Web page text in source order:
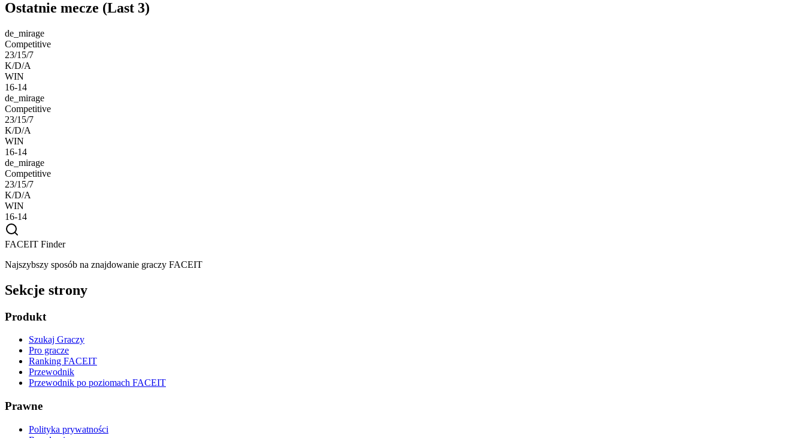
Ostatnie mecze (Last 3)
de_mirage
Competitive
23/15/7
K/D/A
WIN
16-14
de_mirage
Competitive
23/15/7
K/D/A
WIN
16-14
de_mirage
Competitive
23/15/7
K/D/A
WIN
16-14
FACEIT Finder
Najszybszy sposób na znajdowanie graczy FACEIT
Sekcje strony
Produkt
Szukaj Graczy
Pro gracze
Ranking FACEIT
Przewodnik
Przewodnik po poziomach FACEIT
Prawne
Polityka prywatności